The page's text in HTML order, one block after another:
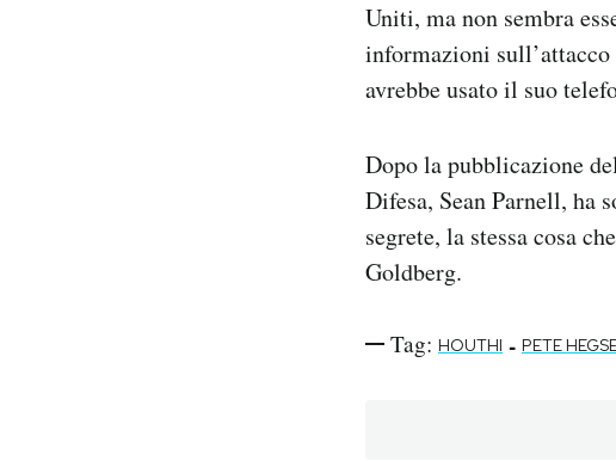
Uniti, ma non sembra
informazioni
avrebbe usato il suo
Dopo la pubblicazione
Difesa, Sean Parnell, ha
segrete, la stessa cosa
Goldberg.
Tag: HOUTHI - PETE